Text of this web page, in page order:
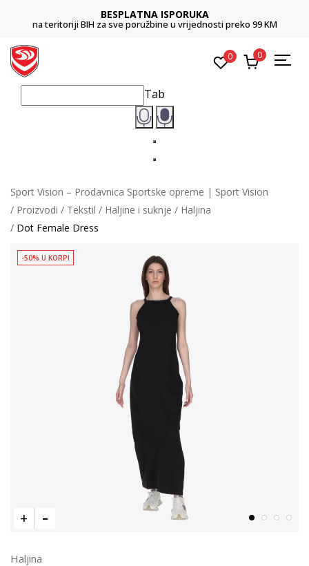
BESPLATNA ISPORUKA
na teritoriji BIH za sve poružbine u vrijednosti preko 99 KM
0 0
Tab
Sport Vision – Prodavnica Sportske opreme | Sport Vision
Proizvodi
Tekstil Haljine i suknje
Haljina
Dot Female Dress
-50% U KORPI
Haljina